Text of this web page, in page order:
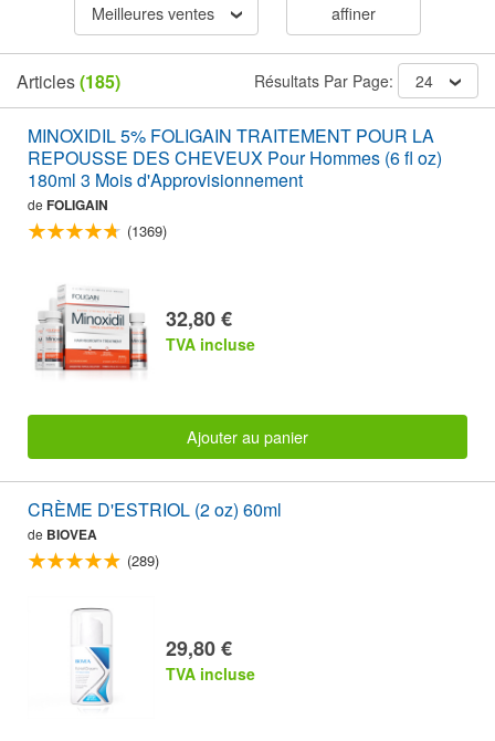
Meilleures ventes affiner
Articles(185) Résultats Par Page: 24
MINOXIDIL 5% FOLIGAIN TRAITEMENT POUR LA
REPOUSSE DES CHEVEUX Pour Hommes (6 fl oz)
180ml 3 Mois d'Approvisionnement
de FOLIGAIN
(1369)
32,80 €
TVA incluse
Ajouter au panier
CRÈME D'ESTRIOL (2 oz) 60ml
de BIOVEA
(289)
29,80 €
TVA incluse